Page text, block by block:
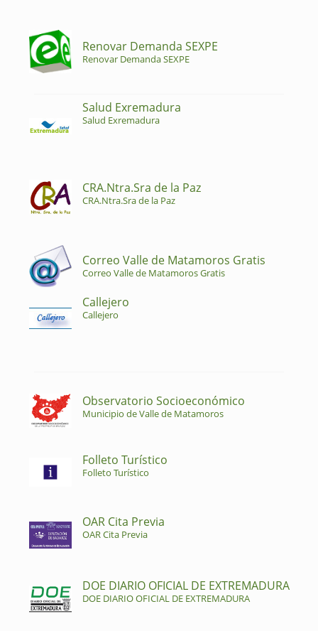
Renovar Demanda SEXPE
Renovar Demanda SEXPE
Salud Exremadura
Salud Exremadura
CRA.Ntra.Sra de la Paz
CRA.Ntra.Sra de la Paz
Correo Valle de Matamoros Gratis
Correo Valle de Matamoros Gratis
Callejero
Callejero
Observatorio Socioeconómico
Municipio de Valle de Matamoros
Folleto Turístico
Folleto Turístico
OAR Cita Previa
OAR Cita Previa
DOE DIARIO OFICIAL DE EXTREMADURA
DOE DIARIO OFICIAL DE EXTREMADURA